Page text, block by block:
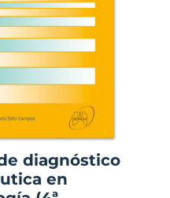
diagnóstico
en